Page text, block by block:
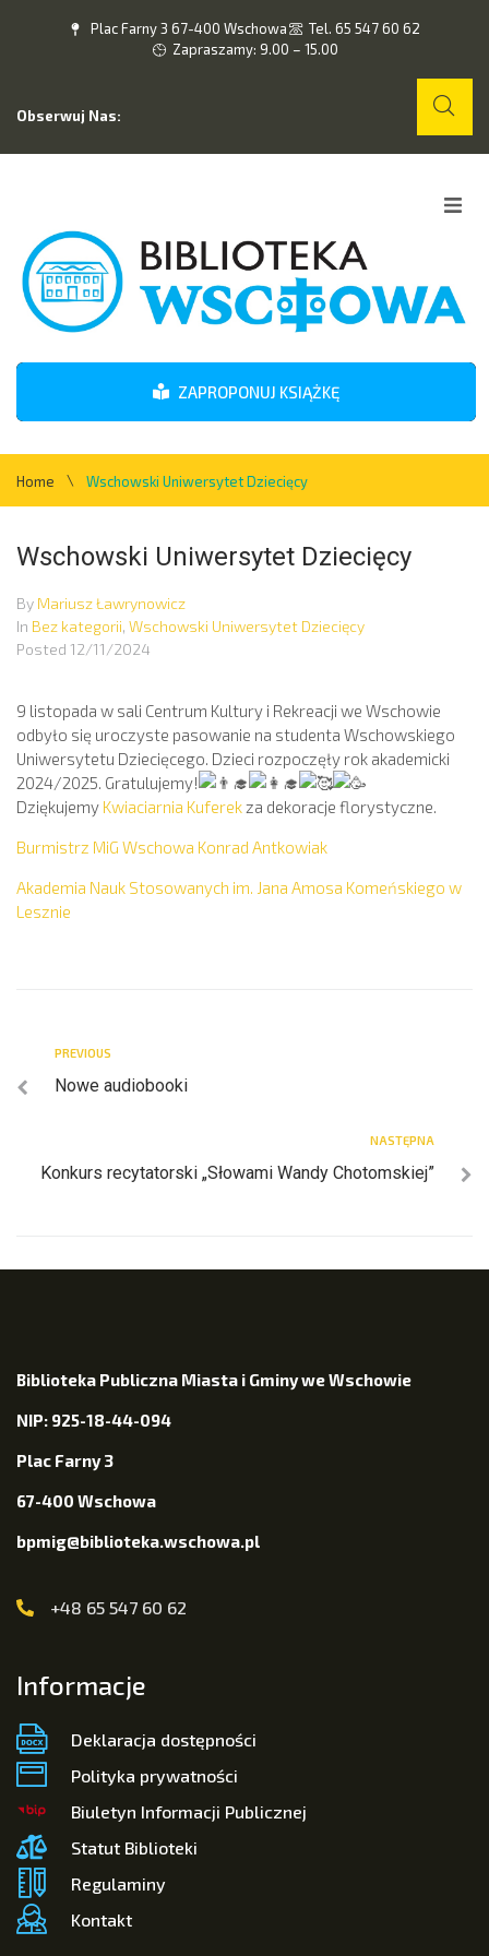
Plac Farny 3 67-400 Wschowa
Tel. 65 547 60 62
Zapraszamy: 9.00 – 15.00
Obserwuj Nas:
O nas
Wydarzenia
Kontakt
ZAPROPONUJ KSIĄŻKĘ
Home \ Wschowski Uniwersytet Dziecięcy
Wschowski Uniwersytet Dziecięcy
By Mariusz Ławrynowicz
In Bez kategorii, Wschowski Uniwersytet Dziecięcy
Posted 12/11/2024
9 listopada w sali Centrum Kultury i Rekreacji we Wschowie
odbyło się uroczyste pasowanie na studenta Wschowskiego
Uniwersytetu Dziecięcego. Dzieci rozpoczęły rok akademicki
2024/2025. Gratulujemy!
Dziękujemy Kwiaciarnia Kuferekza dekoracje florystyczne.
Burmistrz MiG Wschowa Konrad Antkowiak
Akademia Nauk Stosowanych im. Jana Amosa Komeńskiego w
Lesznie
PREVIOUS
Nowe audiobooki
NASTĘPNA
Konkurs recytatorski „Słowami Wandy Chotomskiej”
Biblioteka Publiczna Miasta i Gminy we Wschowie
NIP: 925-18-44-094
Plac Farny 3
67-400 Wschowa
bpmig@biblioteka.wschowa.pl
+48 65 547 60 62
Informacje
Deklaracja dostępności
Polityka prywatności
Biuletyn Informacji Publicznej
Statut Biblioteki
Regulaminy
Kontakt